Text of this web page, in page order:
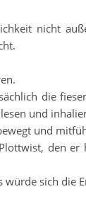
nicht
die
und
und
den
würde sich die